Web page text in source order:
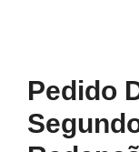
Pedido